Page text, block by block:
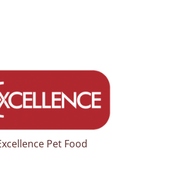
Pet Food